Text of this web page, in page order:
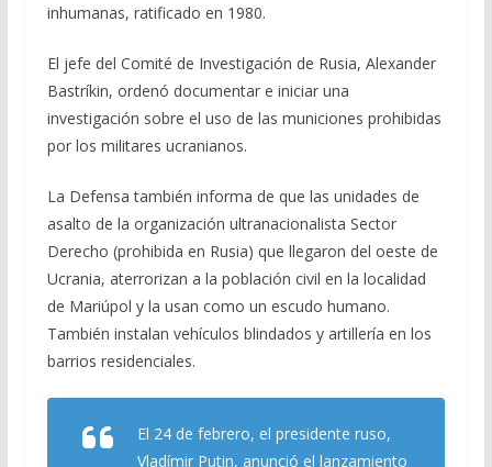
inhumanas, ratificado en 1980.
El jefe del Comité de Investigación de Rusia, Alexander
Bastríkin, ordenó documentar e iniciar una
investigación sobre el uso de las municiones prohibidas
por los militares ucranianos.
La Defensa también informa de que las unidades de
asalto de la organización ultranacionalista Sector
Derecho (prohibida en Rusia) que llegaron del oeste de
Ucrania, aterrorizan a la población civil en la localidad
de Mariúpol y la usan como un escudo humano.
También instalan vehículos blindados y artillería en los
barrios residenciales.
El 24 de febrero, el presidente ruso,
Vladímir Putin, anunció el lanzamiento